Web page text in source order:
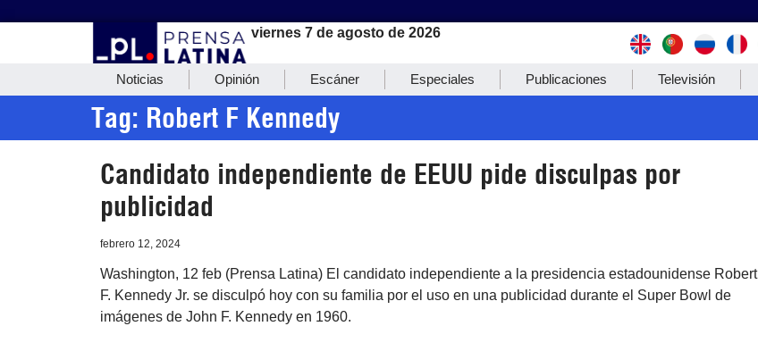
viernes 7 de agosto de 2026
Noticias Opinión Escáner Especiales Publicaciones Televisión
Tag: Robert F Kennedy
Candidato independiente de EEUU pide disculpas por
publicidad
febrero 12, 2024
Washington, 12 feb (Prensa Latina) El candidato independiente a la presidencia estadounidense Robert
F. Kennedy Jr. se disculpó hoy con su familia por el uso en una publicidad durante el Super Bowl de
imágenes de John F. Kennedy en 1960.